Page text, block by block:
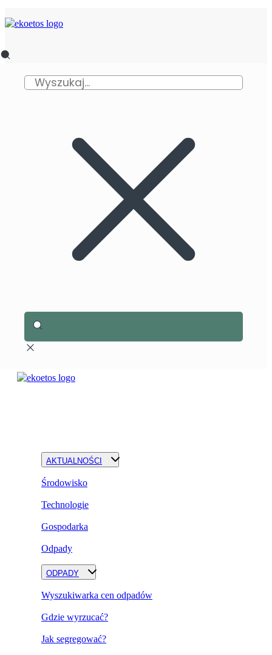
AKTUALNOŚCI
Środowisko
Technologie
Gospodarka
Odpady
ODPADY
Wyszukiwarka cen odpadów
Gdzie wyrzucać?
Jak segregować?